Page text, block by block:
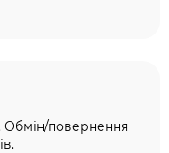
Обмін/повернення